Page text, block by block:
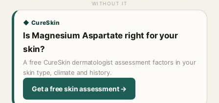
WITHOUT IT
◆ CureSkin
Is Magnesium Aspartate right for your
skin?
A free CureSkin dermatologist assessment factors in your
skin type, climate and history.
Get a free skin assessment →